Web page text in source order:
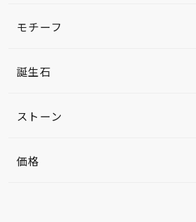
モチーフ
誕生石
ストーン
価格